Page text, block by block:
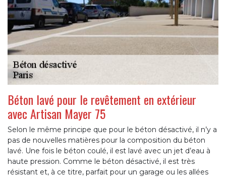
Béton lavé pour le revêtement en extérieur
avec Artisan Mayer 75
Selon le même principe que pour le béton désactivé, il n’y a
pas de nouvelles matières pour la composition du béton
lavé. Une fois le béton coulé, il est lavé avec un jet d’eau à
haute pression. Comme le béton désactivé, il est très
résistant et, à ce titre, parfait pour un garage ou les allées